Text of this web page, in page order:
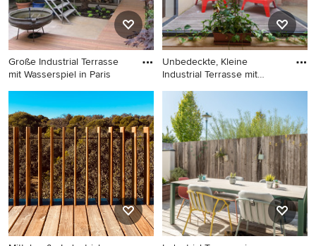
Große Industrial Terrasse
mit Wasserspiel in Paris
Große Industrial Terrasse mit
Wasserspiel in Paris
Unbedeckte, Kleine
Industrial Terrasse mit
Unbedeckte, Kleine
Industrial Terrasse mit
Kübelpflanzen in Sevilla